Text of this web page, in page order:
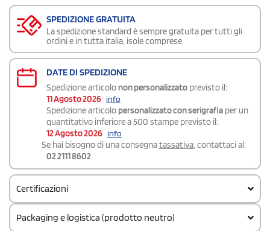
SPEDIZIONE GRATUITA
La spedizione standard è sempre gratuita per tutti gli
ordini e in tutta italia, isole comprese.
DATE DI SPEDIZIONE
Spedizione articolo non personalizzato previsto il:
11 Agosto 2026 info
Spedizione articolo personalizzato con serigrafia per un
quantitativo inferiore a 500 stampe previsto il:
12 Agosto 2026 info
Se hai bisogno di una consegnatassativa, contattaci al:
02 2111 8602
Certificazioni
Packaging e logistica (prodotto neutro)